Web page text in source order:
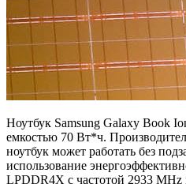
Ноутбук Samsung Galaxy Book
емкостью 70 Вт*ч.
ноутбук может работать без
использование
LPDDR4X с частотой 2933 MHz